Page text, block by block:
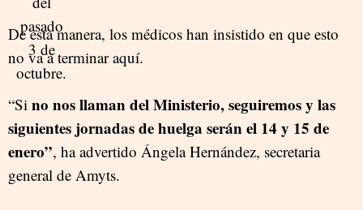
De esta manera, los médicos han insistido en que esto
no va a terminar aquí.
“Si no nos llaman del Ministerio, seguiremos y las
siguientes jornadas de huelga serán el 14 y 15 de
enero”, ha advertido Ángela Hernández, secretaria
general de Amyts.